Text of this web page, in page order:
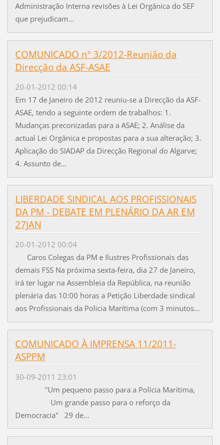
Administração Interna revisões à Lei Orgânica do SEF
que prejudicam...
COMUNICADO nº 3/2012-Reunião da
Direcção da ASF-ASAE
20-01-2012 00:14
Em 17 de Janeiro de 2012 reuniu-se a Direcção da ASF-
ASAE, tendo a seguinte ordem de trabalhos: 1.
Mudanças preconizadas para a ASAE; 2. Análise da
actual Lei Orgânica e propostas para a sua alteração; 3.
Aplicação do SIADAP da Direcção Regional do Algarve;
4. Assunto de...
LIBERDADE SINDICAL AOS PROFISSIONAIS
DA PM - DEBATE EM PLENÁRIO DA AR EM
27JAN
20-01-2012 00:04
Caros Colegas da PM e Ilustres Profissionais das
demais FSS Na próxima sexta-feira, dia 27 de Janeiro,
irá ter lugar na Assembleia da República, na reunião
plenária das 10:00 horas a Petição Liberdade sindical
aos Profissionais da Policia Marítima (com 3 minutos...
COMUNICADO À IMPRENSA 11/2011-
ASPPM
30-09-2011 23:01
"Um pequeno passo para a Polícia Marítima,
Um grande passo para o reforço da
Democracia" 29 de...